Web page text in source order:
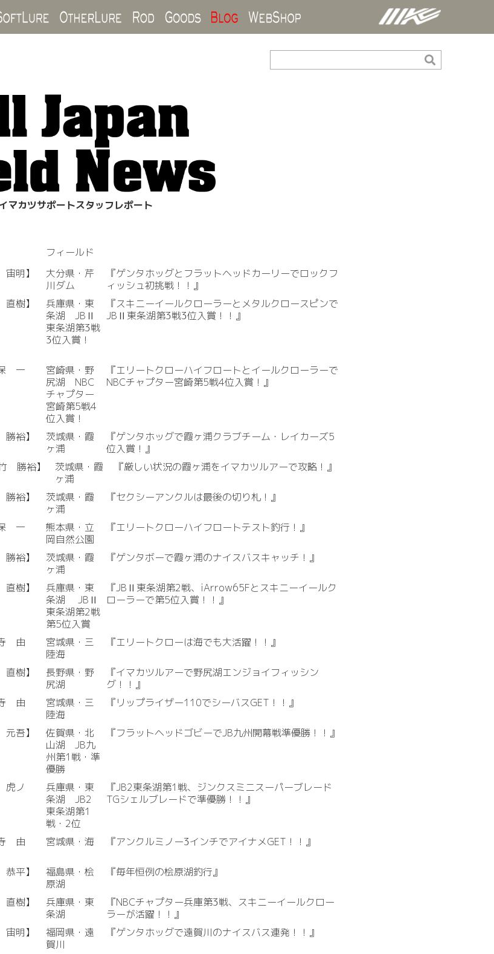
Lure Soft Lure Other Lure
Rod Goods Blog
マカツサポートスタッフレポート
フィールド
明】
大分県・芹
川ダム
『ゲンタホッグとフラットヘッドカーリーでロックフ
ィッシュ初挑戦！！』
樹】
兵庫県・東
条湖 JBⅡ
東条湖第3戦
3位入賞！
『スキニーイールクローラーとメタルクロースピンで
JBⅡ東条湖第3戦3位入賞！！』
一
宮崎県・野
尻湖 NBC
チャプター
宮崎第5戦4
位入賞！
『エリートクローハイフロートとイールクローラーで
NBCチャプター宮崎第5戦4位入賞！』
裕】
茨城県・霞
ヶ浦
『ゲンタホッグで霞ヶ浦クラブチーム・レイカーズ5
位入賞！』
勝裕】
茨城県・霞
ヶ浦
『厳しい状況の霞ヶ浦をイマカツルアーで攻略！』
裕】
茨城県・霞
ヶ浦
『セクシーアンクルは最後の切り札！』
一
熊本県・立
岡自然公園
『エリートクローハイフロートテスト釣行！』
裕】
茨城県・霞
ヶ浦
『ゲンタボーで霞ヶ浦のナイスバスキャッチ！』
樹】
兵庫県・東
条湖 JBⅡ
東条湖第2戦
第5位入賞
『JBⅡ東条湖第2戦、iArrow65Fとスキニーイールク
ローラーで第5位入賞！！』
由
宮城県・三
陸海
『エリートクローは海でも大活躍！！』
樹】
長野県・野
尻湖
『イマカツルアーで野尻湖エンジョイフィッシン
グ！！』
由
宮城県・三
陸海
『リップライザー110でシーバスGET！！』
吾】
佐賀県・北
山湖 JB九
州第1戦・準
優勝
『フラットヘッドゴビーでJB九州開幕戦準優勝！！』
虎ノ
兵庫県・東
条湖 JB2
東条湖第1
戦・2位
『JB2東条湖第1戦、ジンクスミニスーパーブレード
TGシェルブレードで準優勝！！』
由
宮城県・海 『アンクルミノー3インチでアイナメGET！！』
平】
福島県・桧
原湖
『毎年恒例の桧原湖釣行』
樹】
兵庫県・東
条湖
『NBCチャプター兵庫第3戦、スキニーイールクロー
ラーが活躍！！』
明】
福岡県・遠
賀川
『ゲンタホッグで遠賀川のナイスバス連発！！』